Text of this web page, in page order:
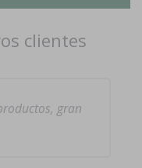
clientes
gran